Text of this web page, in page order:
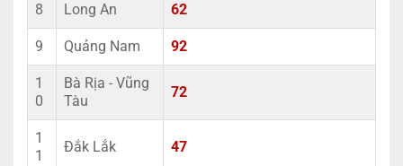
8 Long An 62
9 Quảng Nam 92
1
0
Bà Rịa - Vũng
Tàu
72
1
1
Đắk Lắk 47